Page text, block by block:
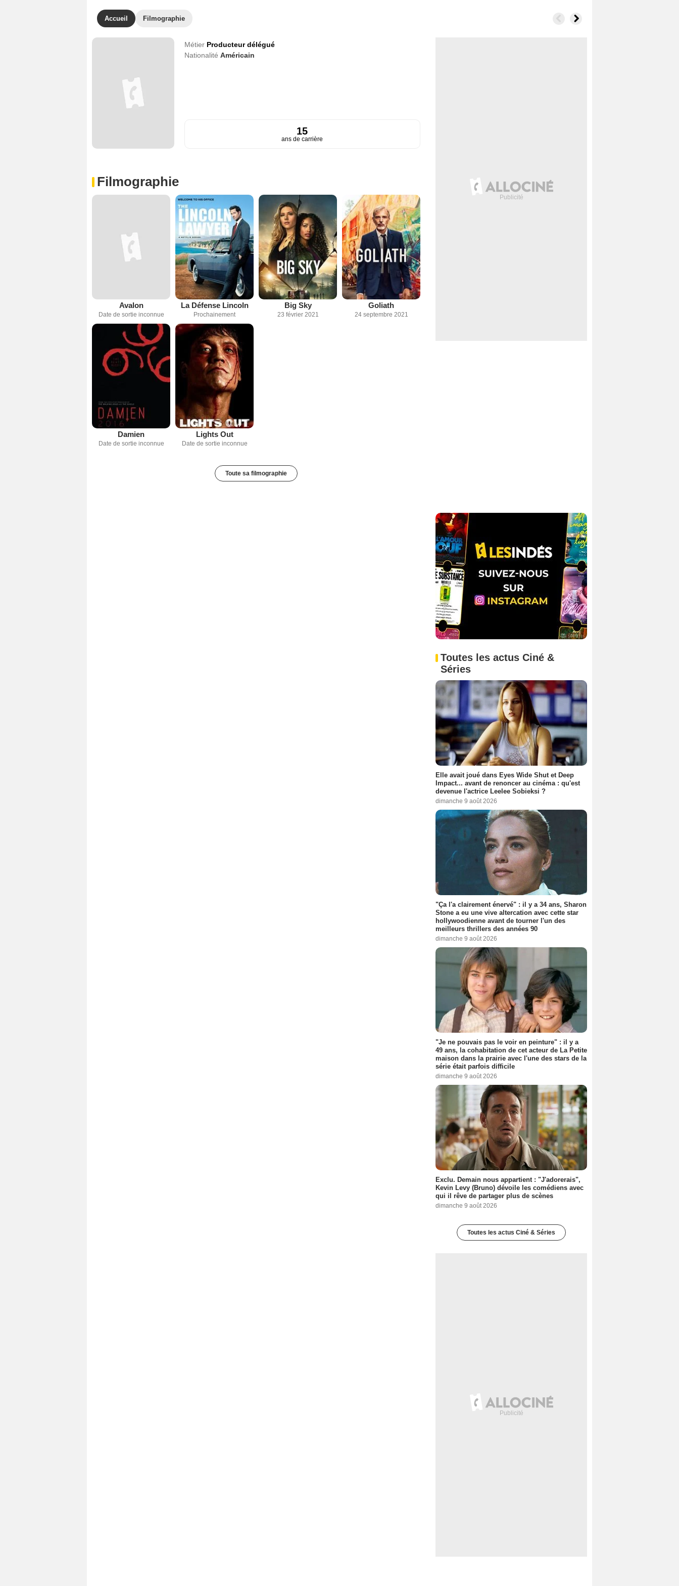
Accueil Filmographie
Métier Producteur délégué
Nationalité Américain
15
ans de carrière
Filmographie
Avalon
Date de sortie inconnue
La Défense Lincoln
Prochainement
Big Sky
23 février 2021
Goliath
24 septembre 2021
Damien
Date de sortie inconnue
Lights Out
Date de sortie inconnue
Toute sa filmographie
Toutes les actus Ciné &
Séries
Elle avait joué dans Eyes Wide Shut et Deep
Impact... avant de renoncer au cinéma : qu'est
devenue l'actrice Leelee Sobieksi ?
dimanche 9 août 2026
"Ça l'a clairement énervé" : il y a 34 ans, Sharon
Stone a eu une vive altercation avec cette star
hollywoodienne avant de tourner l'un des
meilleurs thrillers des années 90
dimanche 9 août 2026
"Je ne pouvais pas le voir en peinture" : il y a
49 ans, la cohabitation de cet acteur de La Petite
maison dans la prairie avec l'une des stars de la
série était parfois difficile
dimanche 9 août 2026
Exclu. Demain nous appartient : "J'adorerais",
Kevin Levy (Bruno) dévoile les comédiens avec
qui il rêve de partager plus de scènes
dimanche 9 août 2026
Toutes les actus Ciné & Séries